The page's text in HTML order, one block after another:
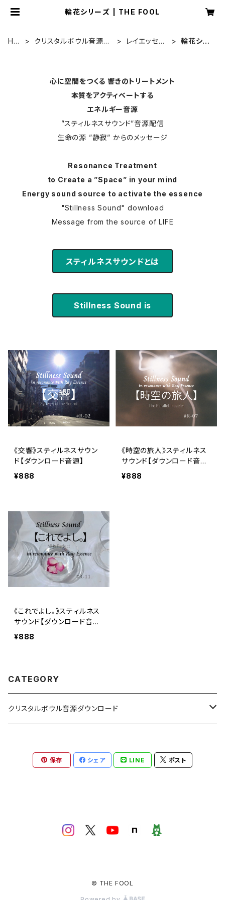
輪花シリーズ | THE FOOL
HO
クリスタルボウル音源ダ
レイエッセン
輪花シリ
心に空間をつくる 響きのトリートメント
本質をアクティベートする
エネルギー音源
”スティルネスサウンド”音源配信
生命の源 ”静寂” からのメッセージ
Resonance Treatment
to Create a ”Space” in your mind
Energy sound source to activate the essence
"Stillness Sound" download
Message from the source of LIFE
スティルネスサウンドとは
Stillness Sound is
《交響》スティルネスサウン
ド【ダウンロード音源】
¥888
《時空の旅人》スティルネス
サウンド【ダウンロード音
源】
¥888
《これでよし。》スティルネス
サウンド【ダウンロード音
源】
¥888
CATEGORY
クリスタルボウル音源ダウンロード
唯我シリーズ
保存 シェア LINE ポスト
© THE FOOL